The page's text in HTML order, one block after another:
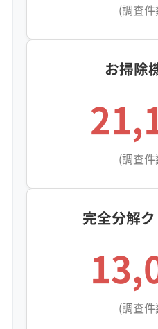
(調査
お掃除
(調査
完全分解
(調査